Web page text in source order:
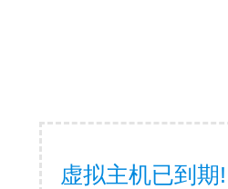
虚拟主机已到期!